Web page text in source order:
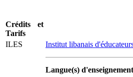
Crédits et
Tarifs
ILES
Institut libanais
Langue(s) d'enseignement